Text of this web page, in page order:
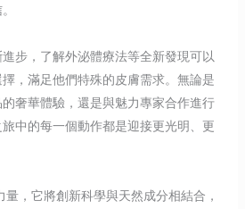
步，了解外泌體療法等全新發現可以
，滿足他們特殊的皮膚需求。無論是
奢華體驗，還是與魅力專家合作進行
中的每一個動作都是迎接更光明、更
量，它將創新科學與天然成分相結合，